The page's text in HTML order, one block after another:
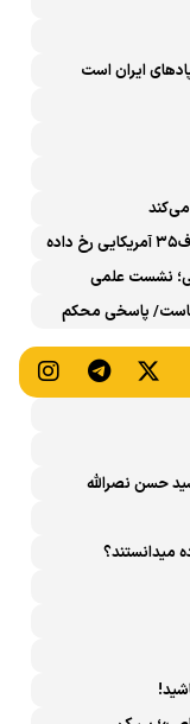
ایران است
از سال ۲۰۱۸ تاکنون، ۱۴ حادثه برای جنگنده‌های اف۳۵ آمریکایی رخ داده
نشست علمی
برگزار
ماست/ پاسخی محکم
حسن نصرالله
میدانستند؟